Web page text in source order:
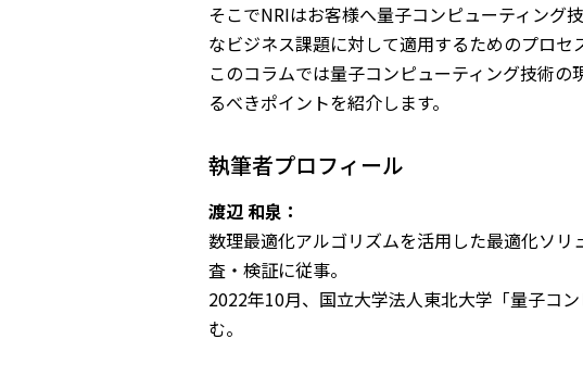
そこでNRIはお客様へ量子コンピューティング
なビジネス課題に対して適用するためのプロセ
このコラムでは量子コンピューティング技術
るべきポイントを紹介します。
執筆者プロフィール
渡辺 和泉：
数理最適化アルゴリズムを活用した最適化ソ
査・検証に従事。
2022年10月、国立大学法人東北大学「量子コ
む。